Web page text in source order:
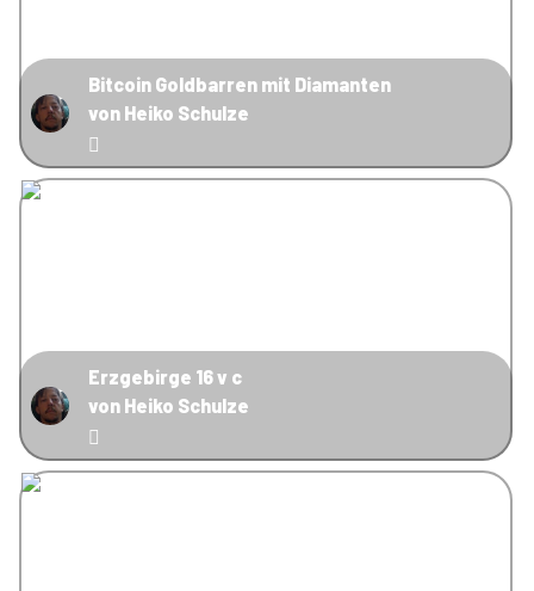
Bitcoin Goldbarren mit Diamanten
von Heiko Schulze
Erzgebirge 16 v c
von Heiko Schulze